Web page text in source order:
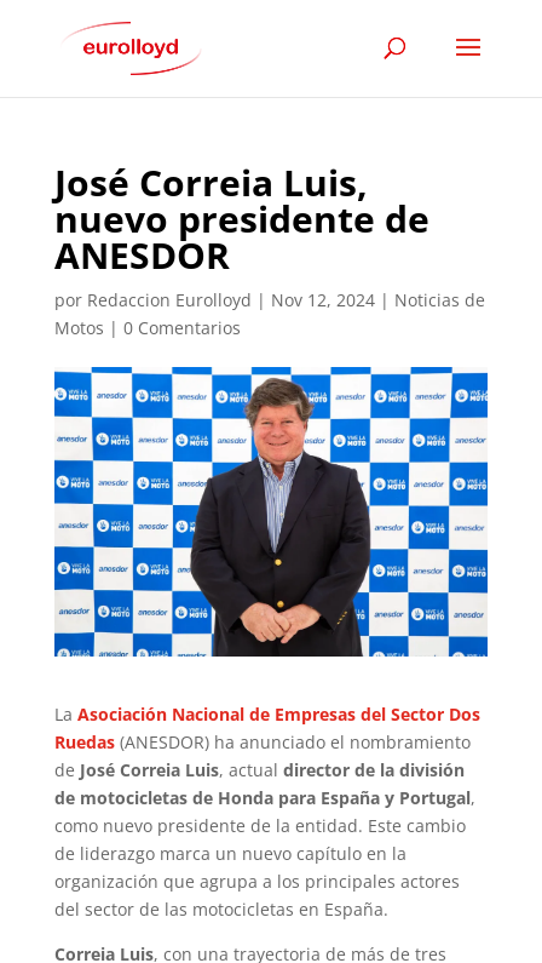
José Correia Luis,
nuevo presidente de
ANESDOR
por Redaccion Eurolloyd | Nov 12, 2024| Noticias de
Motos | 0 Comentarios
La Asociación Nacional de Empresas del Sector Dos
Ruedas(ANESDOR) ha anunciado el nombramiento
de José Correia Luis, actual director de la división
de motocicletas de Honda para España y Portugal,
como nuevo presidente de la entidad. Este cambio
de liderazgo marca un nuevo capítulo en la
organización que agrupa a los principales actores
del sector de las motocicletas en España.
Correia Luis, con una trayectoria de más de tres